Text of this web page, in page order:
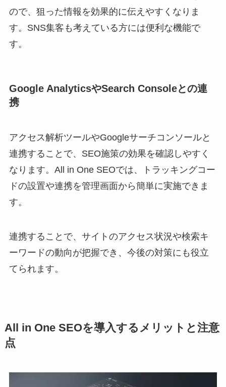
ので、狙った情報を効果的に伝えやすくなりま
す。SNS集客も考えている方には便利な機能で
す。
Google AnalyticsやSearch Consoleとの連
携
アクセス解析ツールやGoogleサーチコンソールと
連携することで、SEO施策の効果を確認しやすく
なります。All in One SEOでは、トラッキングコー
ドの設置や連携を管理画面から簡単に実施できま
す。
連携することで、サイトのアクセス状況や検索キ
ーワードの動向が把握でき、今後の対策にも役立
てられます。
All in One SEOを導入するメリットと注意
点